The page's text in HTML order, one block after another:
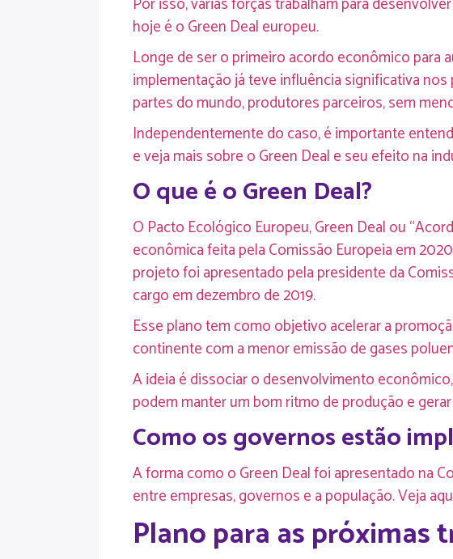
hoje é o Green Deal europeu.
Longe de ser o primeiro acordo econômico para
implementação já teve influência significativa
partes do mundo, produtores parceiros, sem
Independentemente do caso, é importante
e veja mais sobre o Green Deal e seu efeito na
O que é o Green Deal?
O Pacto Ecológico Europeu, Green Deal ou
econômica feita pela Comissão Europeia em
projeto foi apresentado pela presidente da
cargo em dezembro de 2019.
Esse plano tem como objetivo acelerar a
continente com a menor emissão de gases
A ideia é dissociar o desenvolvimento
podem manter um bom ritmo de produção e
Como os governos estão
A forma como o Green Deal foi apresentado na
entre empresas, governos e a população. Veja
Plano para as próximas